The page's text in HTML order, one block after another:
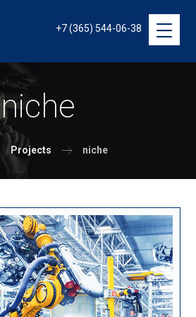
+7 (365) 544-06-38
niche
Projects niche